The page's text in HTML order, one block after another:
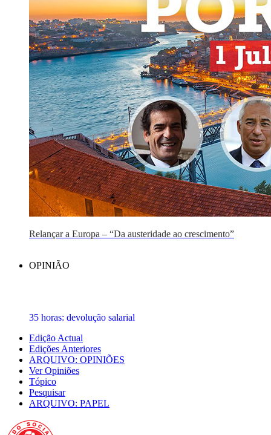
Relançar a Europa – “Da austeridade ao crescimento”
OPINIÃO
35 horas: devolução salarial
Edição Actual
Edições Anteriores
ARQUIVO: OPINIÕES
Ver Opiniões
Tópico
Pesquisar
ARQUIVO: PAPEL